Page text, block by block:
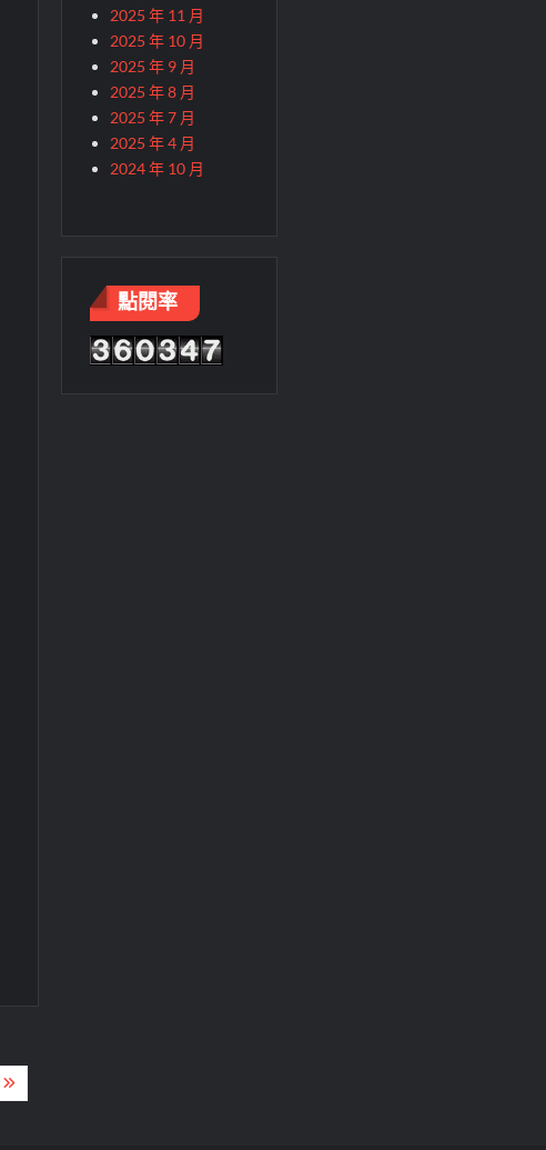
2025 年 11 月
2025 年 10 月
2025 年 9 月
2025 年 8 月
2025 年 7 月
2025 年 4 月
2024 年 10 月
點閱率